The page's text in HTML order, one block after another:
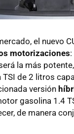
el nuevo
motorizaciones
la más
de 2 litros
versión
gasolina 1.4
de manera